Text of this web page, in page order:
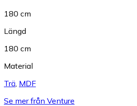
180 cm
Längd
180 cm
Material
Trä MDF
Se mer från Venture